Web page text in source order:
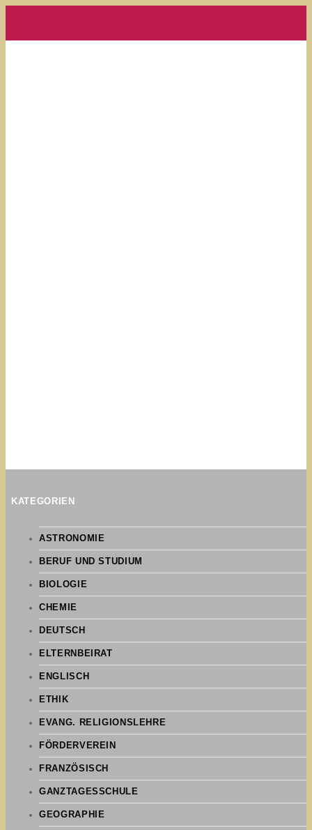
KATEGORIEN
ASTRONOMIE
BERUF UND STUDIUM
BIOLOGIE
CHEMIE
DEUTSCH
ELTERNBEIRAT
ENGLISCH
ETHIK
EVANG. RELIGIONSLEHRE
FÖRDERVEREIN
FRANZÖSISCH
GANZTAGESSCHULE
GEOGRAPHIE